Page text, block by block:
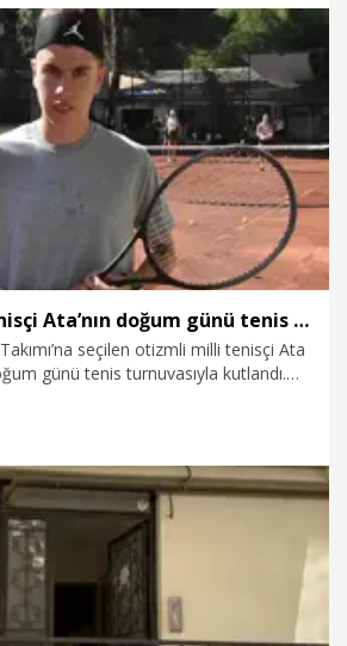
90’ıncı yaşını kutlayacaktı.
Otizmli milli tenisçi Ata’nın doğum günü tenis turnuvasıyla kutlandı
seçilen otizmli milli tenisçi Ata
günü tenis turnuvasıyla kutlandı.